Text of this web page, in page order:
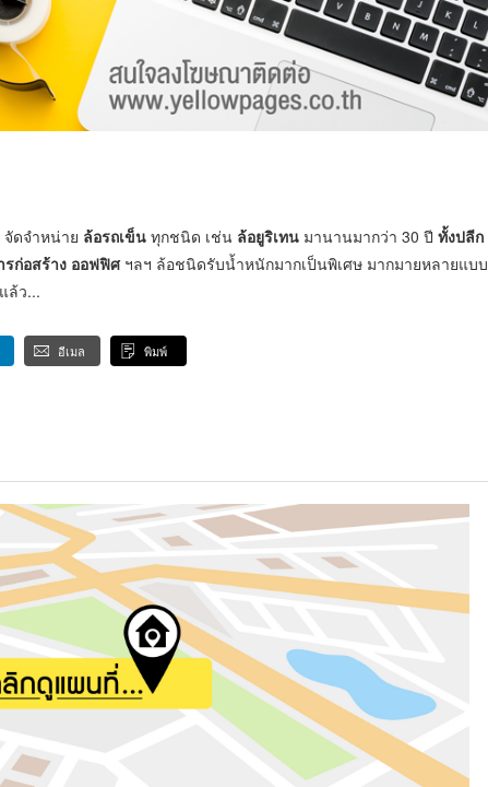
จัดจำหน่าย ล้อรถเข็น ทุกชนิด เช่น ล้อยูริเทน มานานมากว่า 30 ปี ทั้งปลีก
รก่อสร้าง ออฟฟิศฯลฯ ล้อชนิดรับน้ำหนักมากเป็นพิเศษ มากมายหลายแบบ
ล้ว...
อีเมล พิมพ์